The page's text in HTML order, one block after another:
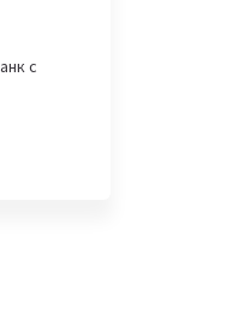
с